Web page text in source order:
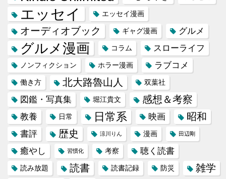
エッセイ エッセイ漫画
オーディオブック ギャグ漫画 グルメ
グルメ漫画 コラム スローライフ
ノンフィクション ホラー漫画 ラブコメ
働き方 北大路魯山人 双葉社
図鑑・写真集 堀江貴文 感想＆考察
教養 日常 日常系 映画 昭和
書評 歴史 涼川りん 漫画 田辺剛
癒やし 習慣化 考察 聴く読書
読み放題 読書 読書記録 防災
雑学